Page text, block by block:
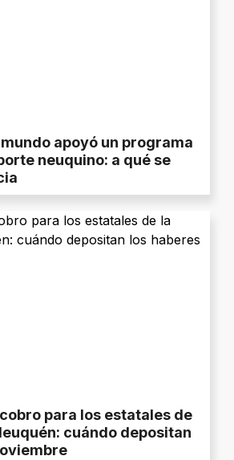
apoyó un programa
neuquino: a qué se
para los estatales de
cuándo depositan